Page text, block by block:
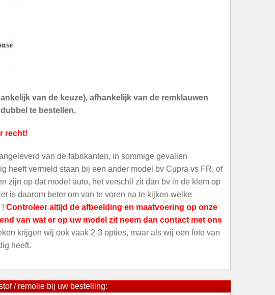
van de keuze), afhankelijk van de remklauwen
te bestellen.
recht!
van de fabrikanten, in sommige gevallen
heeft vermeld staan bij een ander model bv Cupra vs FR, of
zijn op dat model auto, het verschil zit dan bv in de klem op
is daarom beter om van te voren na te kijken welke
! Controleer altijd de afbeelding en maatvoering op onze
van wat er op uw model zit neem dan contact met ons
krijgen wij ook vaak 2-3 opties, maar als wij een foto van
heeft.
/ remolie bij uw bestelling: